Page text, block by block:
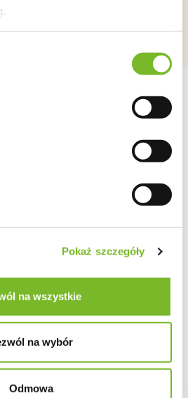
Pokaż szczegóły
na wszystkie
na wybór
Odmowa
SSL
NA WYMIANĘ